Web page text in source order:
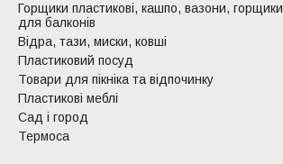
Горщики пластикові, кашпо, вазони, горщики
для балконів
Відра, тази, миски, ковші
Пластиковий посуд
Товари для пікніка та відпочинку
Пластикові меблі
Сад і город
Термоса